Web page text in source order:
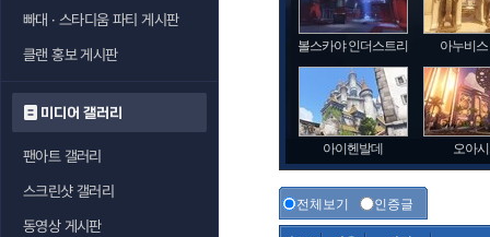
빠대 · 스타디움 파티 게시판
클랜 홍보 게시판
미디어 갤러리
팬아트 갤러리
스크린샷 갤러리
동영상 게시판
볼스카야 인더스트리 아누비
아이헨발데 오아
전체보기 인증글